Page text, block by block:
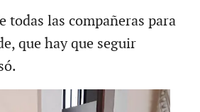
todas las compañeras para
que hay que seguir